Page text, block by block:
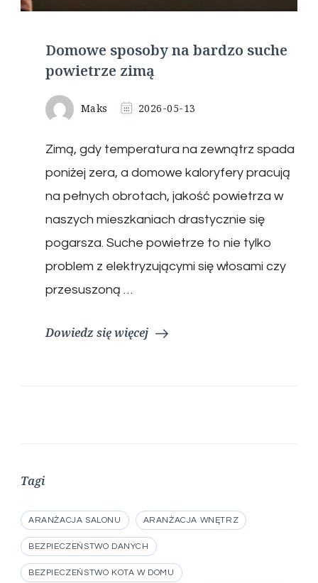
Domowe sposoby na bardzo suche
powietrze zimą
Maks 2026-05-13
Zimą, gdy temperatura na zewnątrz spada
poniżej zera, a domowe kaloryfery pracują
na pełnych obrotach, jakość powietrza w
naszych mieszkaniach drastycznie się
pogarsza. Suche powietrze to nie tylko
problem z elektryzującymi się włosami czy
przesuszoną …
Dowiedz się więcej
Tagi
ARANŻACJA SALONU ARANŻACJA WNĘTRZ
BEZPIECZEŃSTWO DANYCH
BEZPIECZEŃSTWO KOTA W DOMU